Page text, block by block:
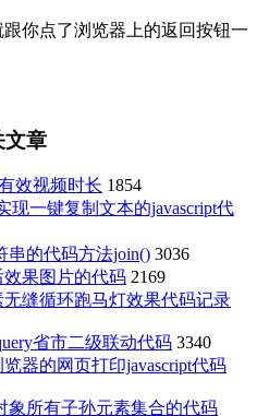
你点了浏览器上的返回按钮一
文章
效视频时长 1854
现一键复制文本的javascript代
串的代码方法join() 3036
效果图片的代码 2169
无缝循环跑马灯效果代码记录
省市二级联动代码 3340
器的网页打印javascript代码
象所有子孙元素集合的代码